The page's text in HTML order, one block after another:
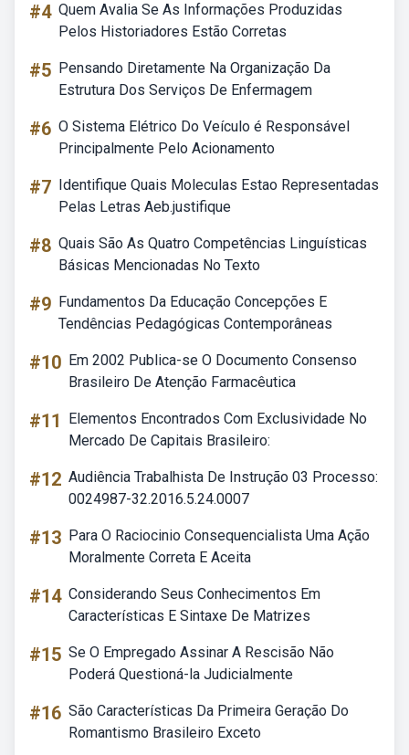
#4 Quem Avalia Se As Informações Produzidas
Pelos Historiadores Estão Corretas
#5 Pensando Diretamente Na Organização Da
Estrutura Dos Serviços De Enfermagem
#6 O Sistema Elétrico Do Veículo é Responsável
Principalmente Pelo Acionamento
#7 Identifique Quais Moleculas Estao Representadas
Pelas Letras Aeb.justifique
#8 Quais São As Quatro Competências Linguísticas
Básicas Mencionadas No Texto
#9 Fundamentos Da Educação Concepções E
Tendências Pedagógicas Contemporâneas
#10 Em 2002 Publica-se O Documento Consenso
Brasileiro De Atenção Farmacêutica
#11
Elementos Encontrados Com Exclusividade No
Mercado De Capitais Brasileiro:
#12 Audiência Trabalhista De Instrução 03 Processo:
0024987-32.2016.5.24.0007
#13 Para O Raciocinio Consequencialista Uma Ação
Moralmente Correta E Aceita
#14 Considerando Seus Conhecimentos Em
Características E Sintaxe De Matrizes
#15 Se O Empregado Assinar A Rescisão Não
Poderá Questioná-la Judicialmente
#16 São Características Da Primeira Geração Do
Romantismo Brasileiro Exceto